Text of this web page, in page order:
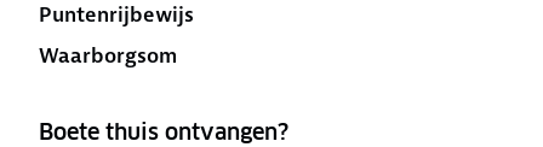
Puntenrijbewijs
Waarborgsom
Boete thuis ontvangen?